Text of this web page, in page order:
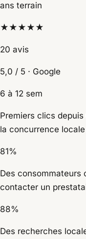
ans terrain
★★★★★
20 avis
5,0 / 5 · Google
6 à 12 sem
Premiers clics
la concurrence locale
81%
Des consommateurs
contacter un
88%
Des recherches